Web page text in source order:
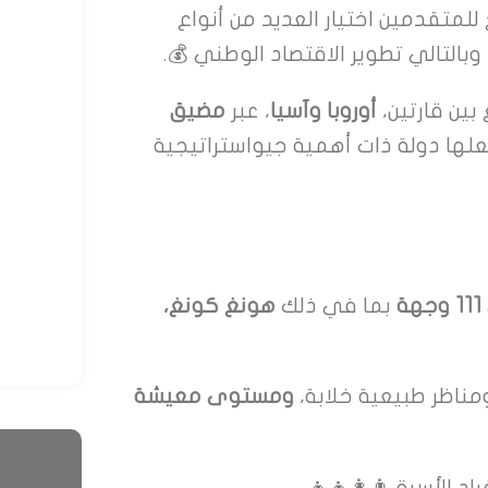
اختيار العديد من أنواع
تطوير الاقتصاد الوطني 💰.
قارتين، أوروبا وآسيا، عبر مضيق
دولة ذات أهمية جيواستراتيجية
بما في ذلك هونغ كونغ،
طبيعية خلابة، ومستوى معيشة